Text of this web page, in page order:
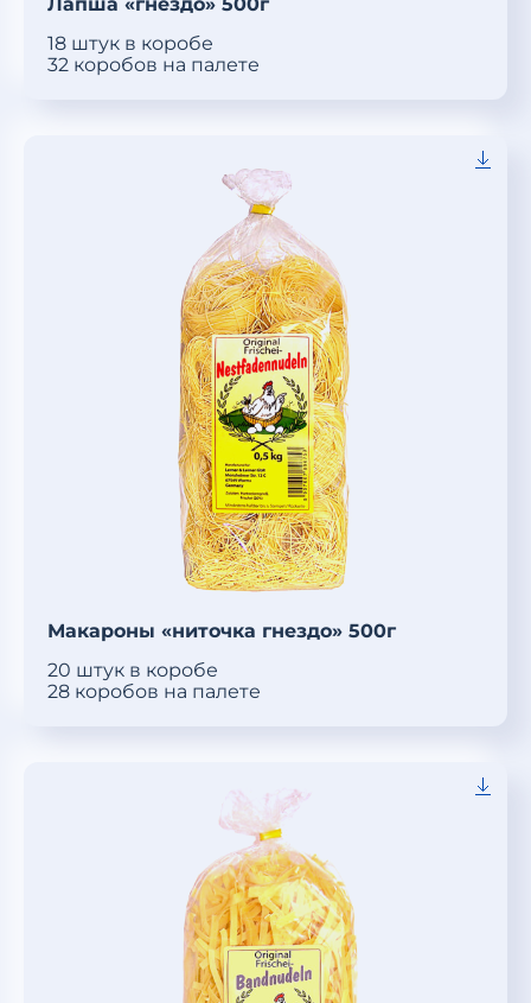
18 штук в коробе
32 коробов на палете
Макароны «ниточка гнездо» 500г
20 штук в коробе
28 коробов на палете